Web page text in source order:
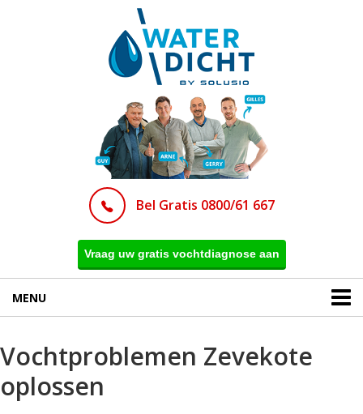
Bel Gratis 0800/61 667
Vraag uw gratis vochtdiagnose aan
MENU
Vochtproblemen Zevekote
oplossen